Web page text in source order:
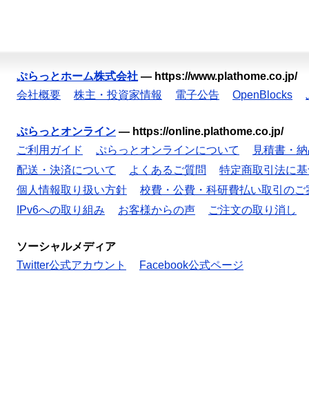
ぷらっとホーム株式会社 — https://www.plathome.co.jp/
会社概要
株主・投資家情報 電子公告 OpenBlocks
ぷらっとオンライン — https://online.plathome.co.jp/
ご利用ガイド
ぷらっとオンラインについて
見積書・
配送・決済について
よくあるご質問
特定商取引法に
個人情報取り扱い方針
校費・公費・科研費払い取引のご
IPv6への取り組み
お客様からの声 ご注文の取り消し
ソーシャルメディア
Twitter公式アカウント
Facebook公式ページ